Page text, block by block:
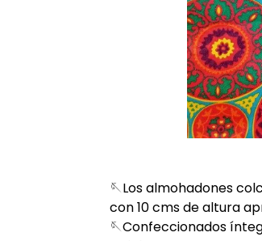
🪡Los almohadones
con 10 cms de altura
🪡Confeccionados